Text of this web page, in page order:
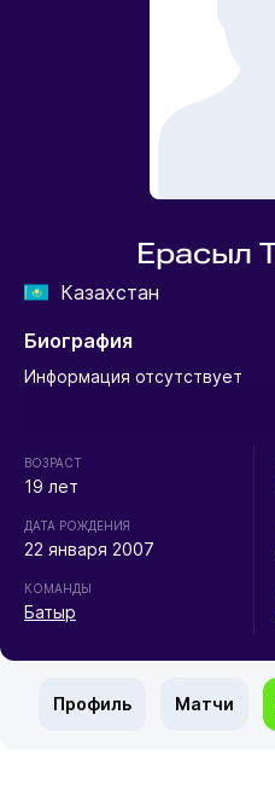
Ерасыл
Казахстан
Биография
Информация отсутствует
ВОЗРАСТ
19 лет
ДАТА РОЖДЕНИЯ
22 января 2007
КОМАНДЫ
Батыр
Профиль Матчи